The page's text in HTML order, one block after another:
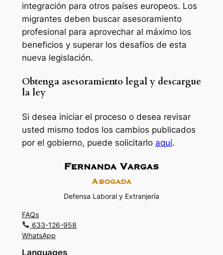
integración para otros países europeos. Los
migrantes deben buscar asesoramiento
profesional para aprovechar al máximo los
beneficios y superar los desafíos de esta
nueva legislación.
Obtenga asesoramiento legal y descargue
la ley
Si desea iniciar el proceso o desea revisar
usted mismo todos los cambios publicados
por el gobierno, puede solicitarlo aquí.
Defensa Laboral y Extranjería
FAQs
633-126-958
WhatsApp
Languages